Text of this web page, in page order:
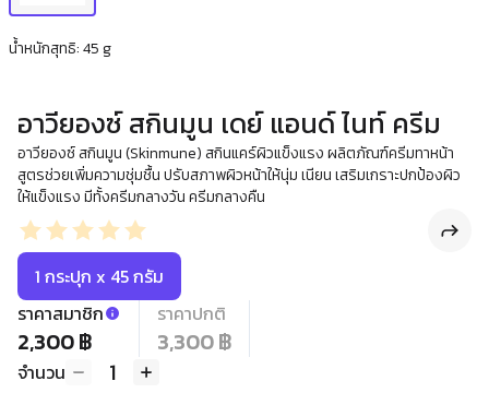
น้ำหนักสุทธิ: 45 g
อาวียองซ์ สกินมูน เดย์ แอนด์ ไนท์ ครีม
อาวียองซ์ สกินมูน (Skinmune) สกินแคร์ผิวแข็งแรง ผลิตภัณฑ์ครีมทาหน้า
สูตรช่วยเพิ่มความชุ่มชื้น ปรับสภาพผิวหน้าให้นุ่ม เนียน เสริมเกราะปกป้องผิว
ให้แข็งแรง มีทั้งครีมกลางวัน ครีมกลางคืน
1 กระปุก x 45 กรัม
ราคาสมาชิก
2,300 ฿
ราคาปกติ
3,300 ฿
จำนวน 1